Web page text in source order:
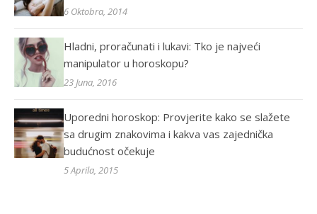
6 Oktobra, 2014
Hladni, proračunati i lukavi: Tko je najveći
manipulator u horoskopu?
23 Juna, 2016
Uporedni horoskop: Provjerite kako se slažete
sa drugim znakovima i kakva vas zajednička
budućnost očekuje
5 Aprila, 2015